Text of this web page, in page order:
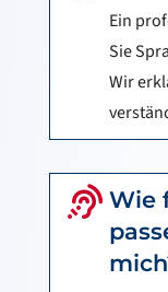
Ein
Sie
Wir
 Wie